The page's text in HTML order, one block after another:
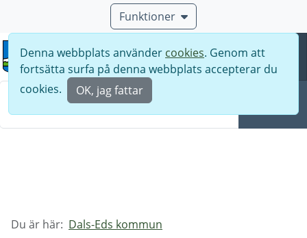
Funktioner
Meny
Denna webbplats använder cookies. Genom att
fortsätta surfa på denna webbplats accepterar du
cookies.
OK, jag fattar
Du är här: Dals-Eds kommun